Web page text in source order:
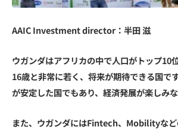
AAIC Investment director：半田 滋
ウガンダはアフリカの中で人口がトップ10
16歳と非常に若く、将来が期待できる国で
が安定した国でもあり、経済発展が楽しみな
また、ウガンダにはFintech、Mobilityな